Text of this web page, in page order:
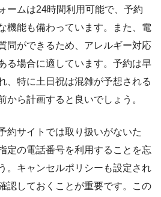
ームは24時間利用可能で、予約
機能も備わっています。また、電
問ができるため、アレルギー対応
る場合に適しています。予約は早
、特に土日祝は混雑が予想される
から計画すると良いでしょう。
約サイトでは取り扱いがないた
定の電話番号を利用することを忘
。キャンセルポリシーも設定され
認しておくことが重要です。この